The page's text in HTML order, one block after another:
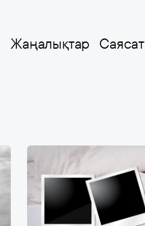
Жаңалықтар Саясат